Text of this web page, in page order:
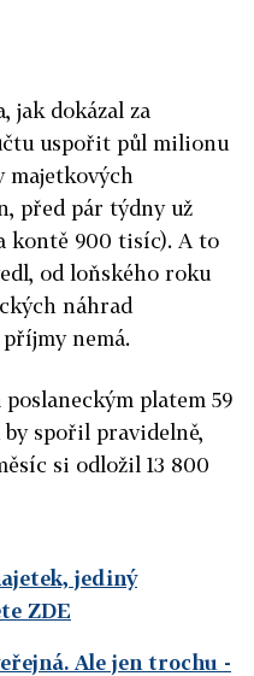
jak dokázal za
uspořit půl milionu
majetkových
před pár týdny už
kontě 900 tisíc). A to
od loňského roku
náhrad
nemá.
platem 59
spořil pravidelně,
si odložil 13 800
jediný
ZDE
Ale jen trochu -